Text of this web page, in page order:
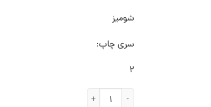
شومیز
سری چاپ:
2
کتاب من و مال خودم | انتشارات علم عدد